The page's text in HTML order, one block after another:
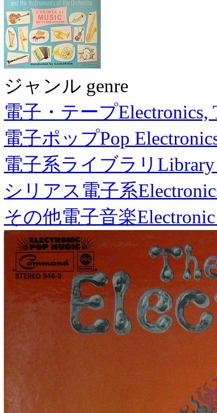
ジャンル genre
電子・テープElectronics,
電子ポップPop
電子系ライブラリ
シリアス電子系
その他電子音楽